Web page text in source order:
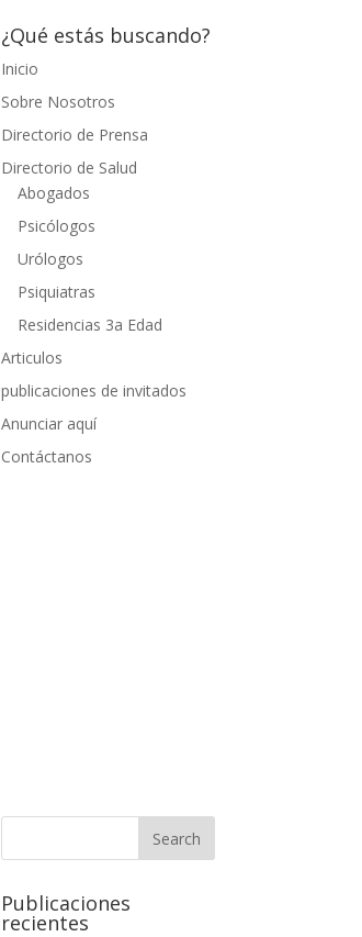
¿Qué estás buscando?
Inicio
Sobre Nosotros
Directorio de Prensa
Directorio de Salud
Abogados
Psicólogos
Urólogos
Psiquiatras
Residencias 3a Edad
Articulos
publicaciones de invitados
Anunciar aquí
Contáctanos
Publicaciones
recientes